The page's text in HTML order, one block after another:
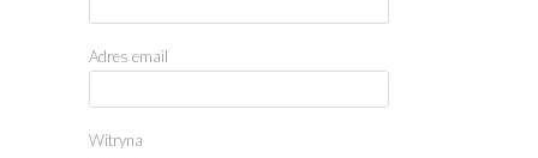
Adres email
Witryna